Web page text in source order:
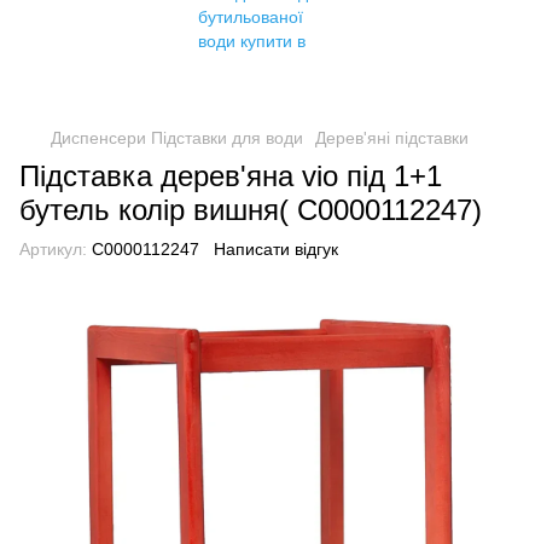
Диспенсери Підставки для води Дерев'яні підставки
Підставка дерев'яна vio під 1+1
бутель колір вишня( C0000112247)
Артикул: C0000112247 Написати відгук